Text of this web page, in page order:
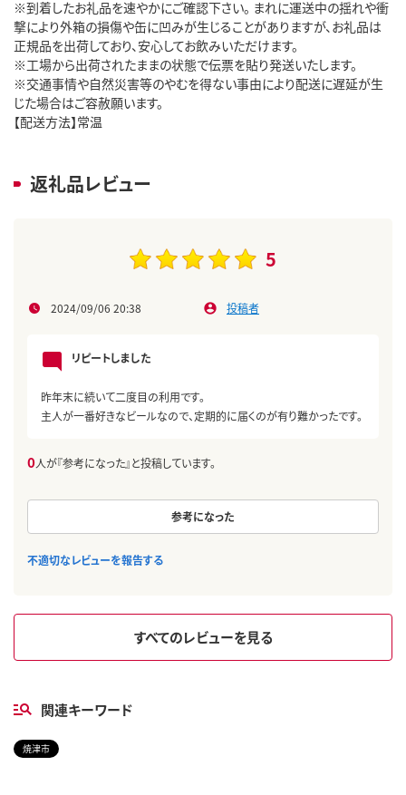
※到着したお礼品を速やかにご確認下さい。 まれに運送中の揺れや衝
撃により外箱の損傷や缶に凹みが生じることがありますが、お礼品は
正規品を出荷しており、安心してお飲みいただけます。
※工場から出荷されたままの状態で伝票を貼り発送いたします。
※交通事情や自然災害等のやむを得ない事由により配送に遅延が生
じた場合はご容赦願います。
【配送方法】常温
返礼品レビュー
5
2024/09/06 20:38 投稿者
リピートしました
昨年末に続いて二度目の利用です。
主人が一番好きなビールなので、定期的に届くのが有り難かったです。
0人が『参考になった』と投稿しています。
参考になった
不適切なレビューを報告する
すべてのレビューを見る
関連キーワード
焼津市